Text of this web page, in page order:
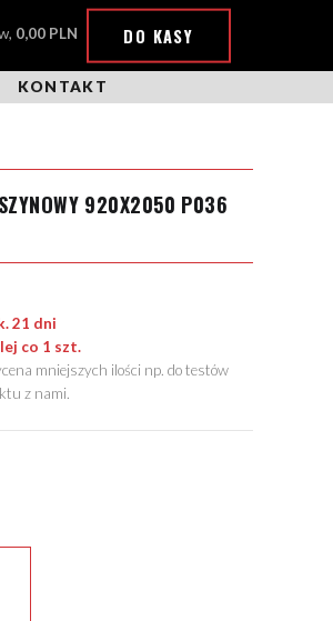
0,00 PLN DO KASY
KONTAKT
920X2050 P036
21 dni
co 1 szt.
mniejszych ilości np. do testów
z nami.